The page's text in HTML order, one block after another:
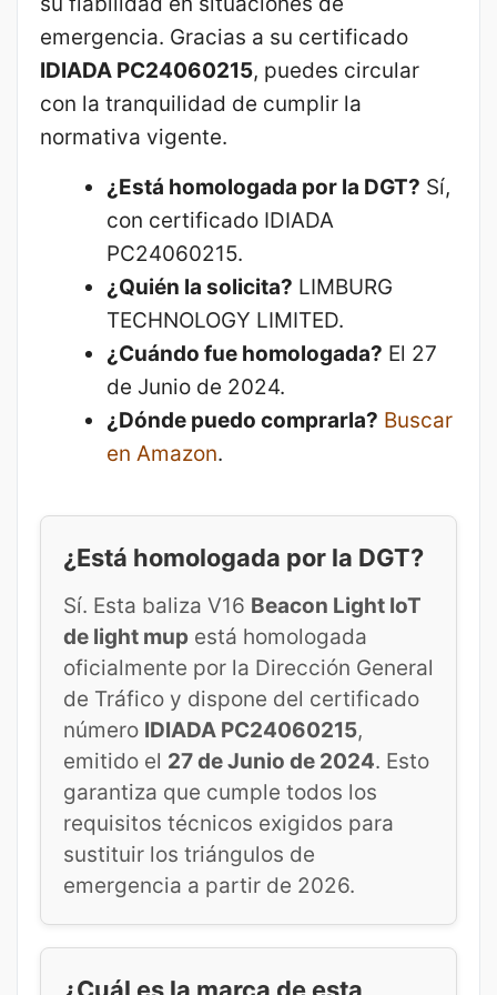
emergencia. Gracias a su certificado
IDIADA PC24060215, puedes circular
con la tranquilidad de cumplir la
normativa vigente.
¿Está homologada por la DGT? Sí,
con certificado IDIADA
PC24060215.
¿Quién la solicita? LIMBURG
TECHNOLOGY LIMITED.
¿Cuándo fue homologada? El 27
de Junio de 2024.
¿Dónde puedo comprarla? Buscar
en Amazon.
¿Está homologada por la DGT?
Sí. Esta baliza V16 Beacon Light IoT
de light mup está homologada
oficialmente por la Dirección General
de Tráfico y dispone del certificado
número IDIADA PC24060215,
emitido el 27 de Junio de 2024. Esto
garantiza que cumple todos los
requisitos técnicos exigidos para
sustituir los triángulos de
emergencia a partir de 2026.